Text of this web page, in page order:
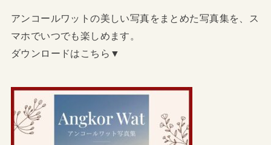
アンコールワットの美しい写真をまとめた写真集を、ス
マホでいつでも楽しめます。
ダウンロードはこちら▼